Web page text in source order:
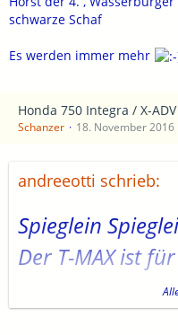
schwarze Schaf
Es werden immer mehr
Honda 750 Integra / X-
Schanzer 18. November 2016
andreeotti schrieb:
Spieglein
Der T-MAX ist